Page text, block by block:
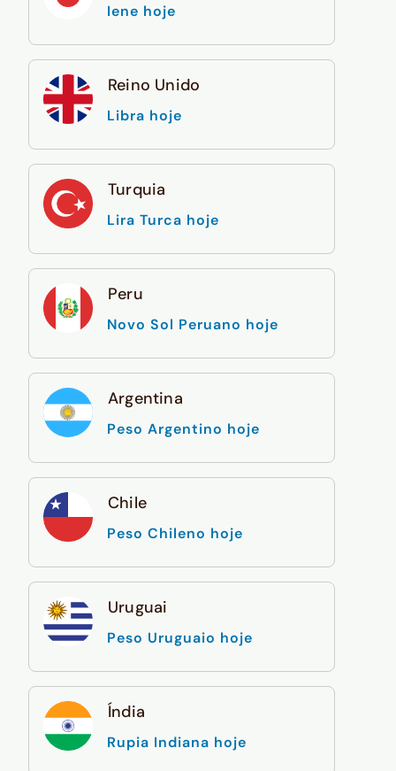
Iene hoje
Reino Unido
Libra hoje
Turquia
Lira Turca hoje
Peru
Novo Sol Peruano hoje
Argentina
Peso Argentino hoje
Chile
Peso Chileno hoje
Uruguai
Peso Uruguaio hoje
Índia
Rupia Indiana hoje